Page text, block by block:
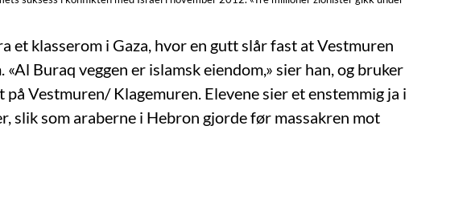
et klasserom i Gaza, hvor en gutt slår fast at Vestmuren
Buraq veggen er islamsk eiendom,» sier han, og bruker
på Vestmuren/ Klagemuren. Elevene sier et enstemmig ja i
slik som araberne i Hebron gjorde før massakren mot